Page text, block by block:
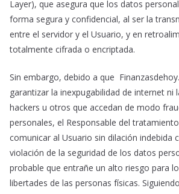
Layer), que asegura que los datos
forma segura y confidencial, al ser la
entre el servidor y el Usuario, y en
totalmente cifrada o encriptada.
Sin embargo, debido a que
garantizar la inexpugabilidad de internet ni
hackers u otros que accedan de modo
personales, el Responsable del
comunicar al Usuario sin dilación indebida
violación de la seguridad de los datos
probable que entrañe un alto riesgo para
libertades de las personas físicas.